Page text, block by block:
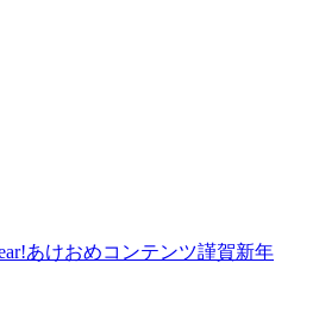
あけおめコンテンツ謹賀新年